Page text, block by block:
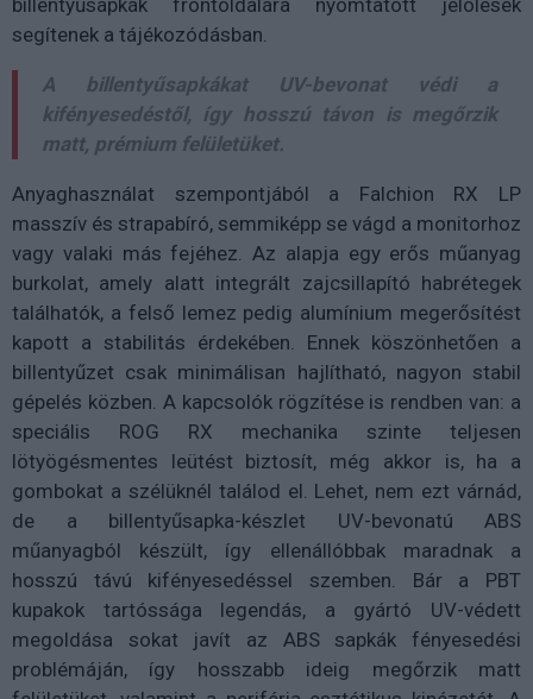
billentyűsapkák frontoldalára nyomtatott jelölések
segítenek a tájékozódásban.
A billentyűsapkákat UV-bevonat védi a
kifényesedéstől, így hosszú távon is megőrzik
matt, prémium felületüket.
Anyaghasználat szempontjából a Falchion RX LP
masszív és strapabíró, semmiképp se vágd a monitorhoz
vagy valaki más fejéhez. Az alapja egy erős műanyag
burkolat, amely alatt integrált zajcsillapító habrétegek
találhatók, a felső lemez pedig alumínium megerősítést
kapott a stabilitás érdekében. Ennek köszönhetően a
billentyűzet csak minimálisan hajlítható, nagyon stabil
gépelés közben. A kapcsolók rögzítése is rendben van: a
speciális ROG RX mechanika szinte teljesen
lötyögésmentes leütést biztosít, még akkor is, ha a
gombokat a szélüknél találod el. Lehet, nem ezt várnád,
de a billentyűsapka-készlet UV-bevonatú ABS
műanyagból készült, így ellenállóbbak maradnak a
hosszú távú kifényesedéssel szemben. Bár a PBT
kupakok tartóssága legendás, a gyártó UV-védett
megoldása sokat javít az ABS sapkák fényesedési
problémáján, így hosszabb ideig megőrzik matt